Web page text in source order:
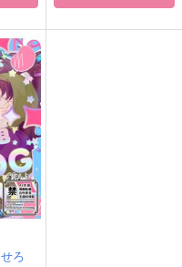
せろ